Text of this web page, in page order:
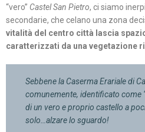
“vero” Castel San Pietro, ci siamo
secondarie, che celano una zona
vitalità del centro città lascia
caratterizzati da una vegetazione
Sebbene la Caserma Erariale di
comunemente, identificato come
di un vero e proprio castello a
solo…alzare lo sguardo!